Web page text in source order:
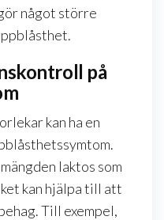
något större
på
kan ha en
laktos som
kan hjälpa till att
Till exempel,